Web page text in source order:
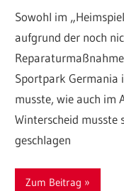
Sowohl im
aufgrund der noch
Sportpark Germania
musste, wie auch im
Winterscheid musste
geschlagen
Zum Beitrag